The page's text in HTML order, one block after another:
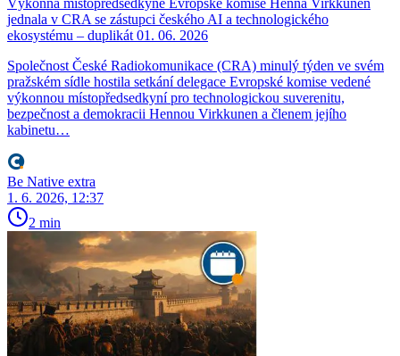
jednala v CRA se zástupci českého AI a technologického
ekosystému – duplikát 01. 06. 2026
Společnost České Radiokomunikace (CRA) minulý týden ve svém
pražském sídle hostila setkání delegace Evropské komise vedené
výkonnou místopředsedkyní pro technologickou suverenitu,
bezpečnost a demokracii Hennou Virkkunen a členem jejího
kabinetu…
Be Native extra
1. 6. 2026, 12:37
2 min